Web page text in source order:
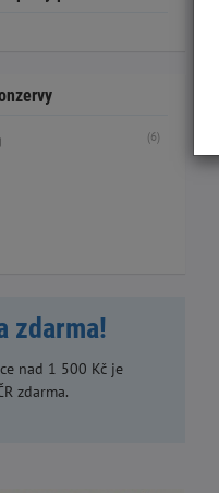
(6)
zdarma!
nad 1 500 Kč je
zdarma.